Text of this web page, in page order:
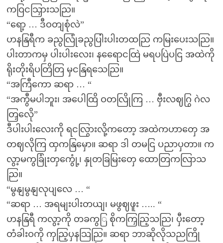
ကဝြငသြှားသညြ။
“ရော့ … ဒီဝတျစုံလဲ”
ဟနနြရီက ခညွလြုံခညွပြါးပါးတထညြ ကမြးပေးသညြ။
ပါးတာကမှ ပါးပါးလေး၊ နရေောငထြဲ မရပပြဲပငြ အထဲကို
ရိုးတိုးရိပတြိတြ မှငနြရသေညြ။
“အကြီကော ဆရာ … “
“အကွီမပါဘူး၊ အပေါထြိ ဝတလြိုကြ … ဗှီးလဈဂြွ ဂဲလ
တြှလေို”
ဒီပါးပါးလေးကို ရငလြွားလို့ကတော့ အထဲကဟာတှေ အ
တဈလိုကြ ထှကနြမှော။ ဆရာ ဒါ တမငြ ပညာပှတာ။ က
လွာ့မကွခြုံးတှကွေုံ့၊ နှုတခြမြးတှေ ထောတြကလြာသ
ညြ။
“မွနျမွနျလုပျလေ … “
“ဆရာ … အရမျးပါးတယျ၊ မဖွဈဖူး ….. “
ဟနနြရီ ကလွာ့ကို တခကွြ စိုကကြှညြ့သညြ၊ ပှီးတော့
တံခါးဝကို ကှညြ့ပှနသြညြ။ ဆရာ ဘာဆိုလိုသညကြို